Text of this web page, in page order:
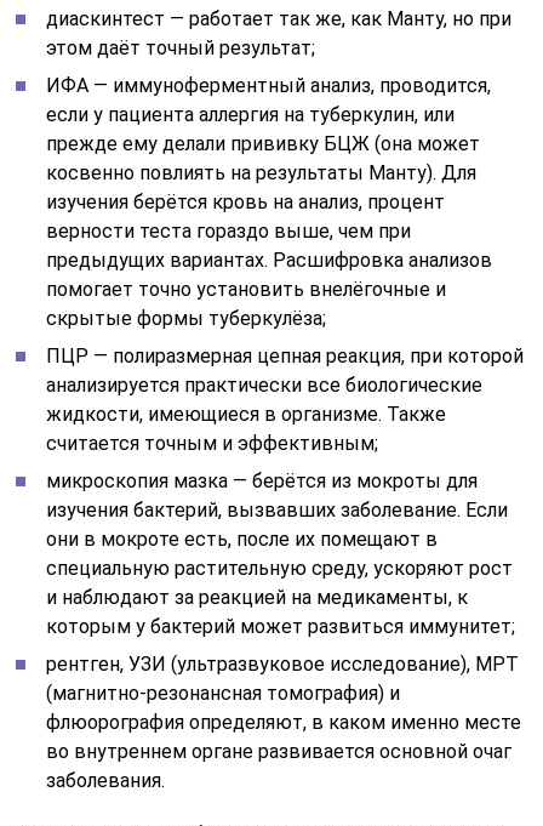
анализируется практически все биологические
жидкости, имеющиеся в организме. Также
считается точным и эффективным;
микроскопия мазка — берётся из мокроты для
изучения бактерий, вызвавших заболевание. Если
они в мокроте есть, после их помещают в
специальную растительную среду, ускоряют рост
и наблюдают за реакцией на медикаменты, к
которым у бактерий может развиться иммунитет;
рентген, УЗИ (ультразвуковое исследование), МРТ
(магнитно-резонансная томография) и
флюорография определяют, в каком именно месте
во внутреннем органе развивается основной очаг
заболевания.
Анализы, тесты и обследования назначаются только
самим врачом после первичного обследования.
время не стоит.
положительная реакция Манту или диаскинтеста, но и
совокупность других, не менее важных симптомов.
Поэтому, если вдруг прививка выглядит не так, как
должна (слишком широкая/не наблюдается
инфильтрат), нужно немедленно показаться врачу.
Возможно, заболевание уже развивается, а пациент об